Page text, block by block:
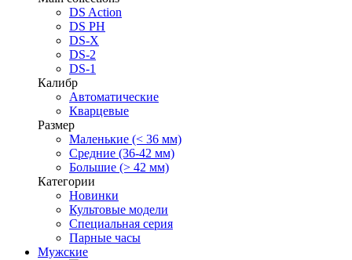
DS Action
DS PH
DS-X
DS-2
DS-1
Калибр
Автоматические
Кварцевые
Размер
Маленькие (< 36 мм)
Средние (36-42 мм)
Большие (> 42 мм)
Категории
Новинки
Культовые модели
Специальная серия
Парные часы
Мужские